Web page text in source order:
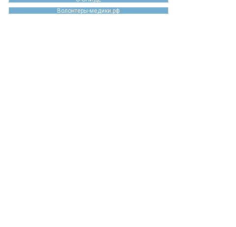
Волонтеры-медики.рф